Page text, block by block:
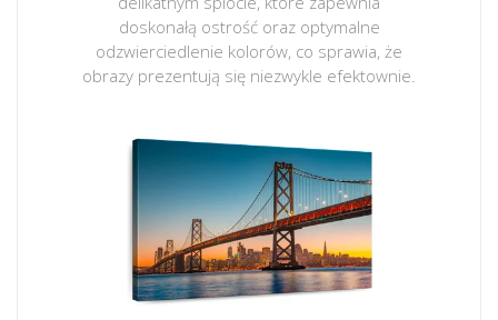
doskonałą ostrość oraz optymalne
odzwierciedlenie kolorów, co sprawia, że
obrazy prezentują się niezwykle efektownie.